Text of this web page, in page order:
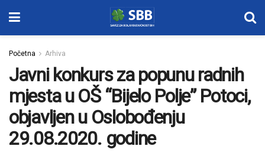
Početna Arhiva
Javni konkurs za popunu radnih
mjesta u OŠ “Bijelo Polje” Potoci,
objavljen u Oslobođenju
29.08.2020. godine